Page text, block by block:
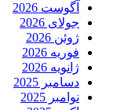
آگوست 2026
جولای 2026
ژوئن 2026
فوریه 2026
ژانویه 2026
دسامبر 2025
نوامبر 2025